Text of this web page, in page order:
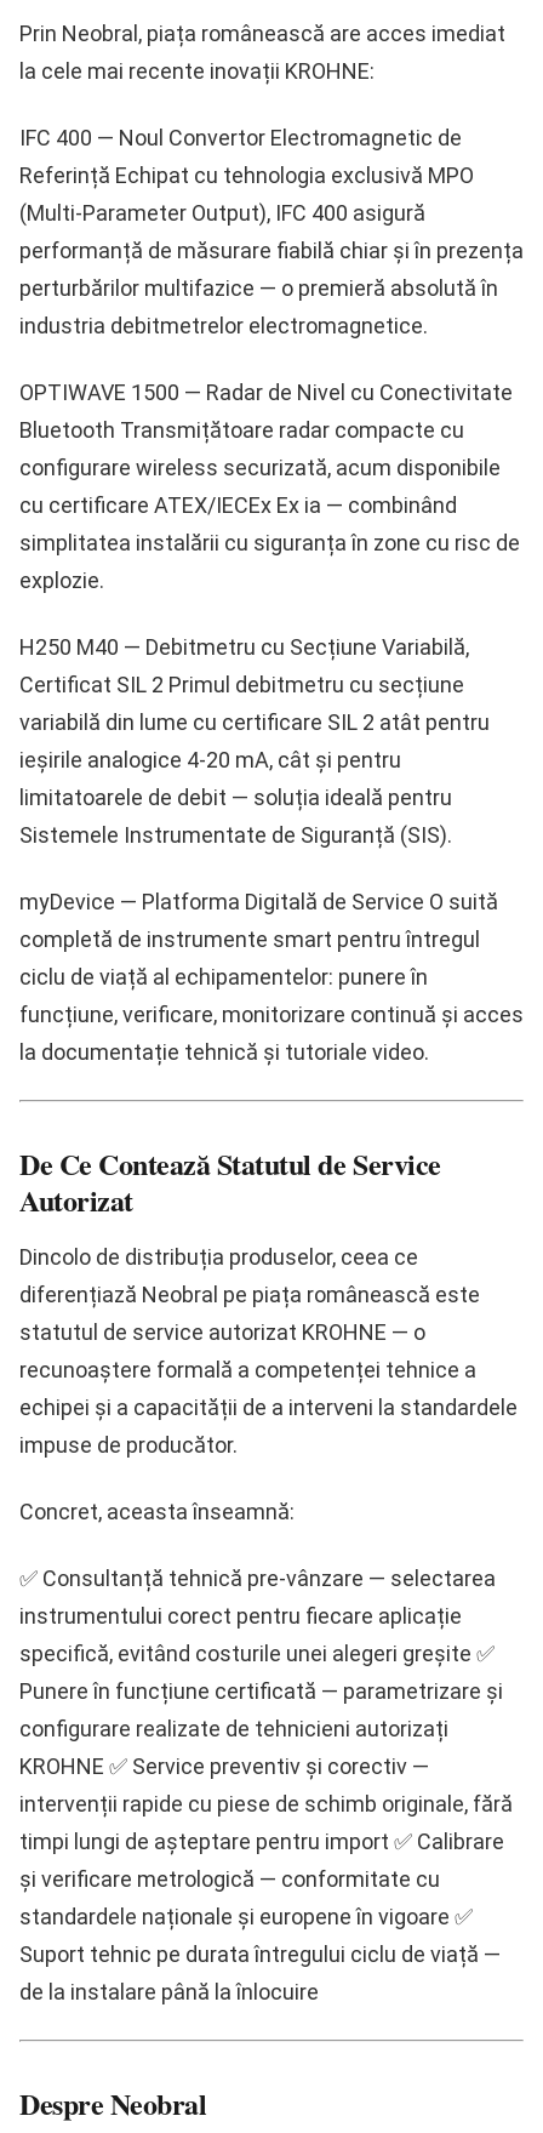
Prin Neobral, piața românească are acces imediat
la cele mai recente inovații KROHNE:
IFC 400 — Noul Convertor Electromagnetic de
Referință Echipat cu tehnologia exclusivă MPO
(Multi-Parameter Output), IFC 400 asigură
performanță de măsurare fiabilă chiar și în prezența
perturbărilor multifazice — o premieră absolută în
industria debitmetrelor electromagnetice.
OPTIWAVE 1500 — Radar de Nivel cu Conectivitate
Bluetooth Transmițătoare radar compacte cu
configurare wireless securizată, acum disponibile
cu certificare ATEX/IECEx Ex ia — combinând
simplitatea instalării cu siguranța în zone cu risc de
explozie.
H250 M40 — Debitmetru cu Secțiune Variabilă,
Certificat SIL 2 Primul debitmetru cu secțiune
variabilă din lume cu certificare SIL 2 atât pentru
ieșirile analogice 4-20 mA, cât și pentru
limitatoarele de debit — soluția ideală pentru
Sistemele Instrumentate de Siguranță (SIS).
myDevice — Platforma Digitală de Service O suită
completă de instrumente smart pentru întregul
ciclu de viață al echipamentelor: punere în
funcțiune, verificare, monitorizare continuă și acces
la documentație tehnică și tutoriale video.
De Ce Contează Statutul de Service
Autorizat
Dincolo de distribuția produselor, ceea ce
diferențiază Neobral pe piața românească este
statutul de service autorizat KROHNE — o
recunoaștere formală a competenței tehnice a
echipei și a capacității de a interveni la standardele
impuse de producător.
Concret, aceasta înseamnă:
✅ Consultanță tehnică pre-vânzare — selectarea
instrumentului corect pentru fiecare aplicație
specifică, evitând costurile unei alegeri greșite ✅
Punere în funcțiune certificată — parametrizare și
configurare realizate de tehnicieni autorizați
KROHNE ✅ Service preventiv și corectiv —
intervenții rapide cu piese de schimb originale, fără
timpi lungi de așteptare pentru import ✅ Calibrare
și verificare metrologică — conformitate cu
standardele naționale și europene în vigoare ✅
Suport tehnic pe durata întregului ciclu de viață —
de la instalare până la înlocuire
Despre Neobral